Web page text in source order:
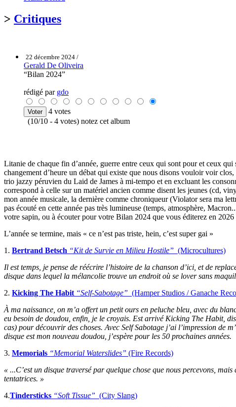
> Critiques
22 décembre 2024 /
Gerald De Oliveira
“Bilan 2024”
rédigé par gdo
4 votes
(10/10 - 4 votes) notez cet album
Litanie de chaque fin d’année, guerre entre ceux qui sont pour et ceux
changement d’heure un débat qui existe que nous disons vouloir voir
trio jazzy péruvien du Laid de James à mi-tempo et en excluant les
correspond à celle sur un matériel ancien comme disent les jeunes (cd,
mon année musicale, la dernière comme chroniqueur (Violator sera ma
pas écouté en cette année pas très lumineuse (temps, atmosphère,
votre sapin, ou à écouter pour votre Bilan 2024 que vous éditerez en
L’année se termine, mais « ce n’est pas triste, hein, c’est super gai »
1. Bertrand Betsch “Kit de Survie en Milieu Hostile” (Microcultures)
Il est temps, je pense de réécrire l’histoire de la chanson d’ici, et de
disque dans lequel la mélancolie trouve un endroit où se lover sans
2. Kicking The Habit “Self-Sabotage” (Hamper Studios / Ganache
À ma naissance, on m’a offert un petit ours en peluche bleu, avec du
eu besoin de doudou, enfin, je le croyais. Est arrivé Kicking The Habit,
cas) pour découvrir des choses. Avec Self Sabotage j’ai l’impression de
disque est mon nouveau doudou, j’espère pour les 50 prochaines années.
3. Memorials “Memorial Waterslides” (Fire Records)
« ...C’est un disque traversé par quelque chose que nous percevons,
tentatrices. »
4.Tindersticks “Soft Tissue” (City Slang)